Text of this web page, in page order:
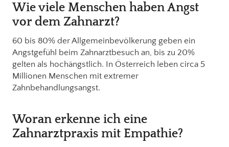
Wie viele Menschen haben Angst
vor dem Zahnarzt?
60 bis 80% der Allgemeinbevölkerung geben ein
Angstgefühl beim Zahnarztbesuch an, bis zu 20%
gelten als hochängstlich. In Österreich leben circa 5
Millionen Menschen mit extremer
Zahnbehandlungsangst.
Woran erkenne ich eine
Zahnarztpraxis mit Empathie?